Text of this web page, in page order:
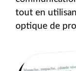
tout en
optique de